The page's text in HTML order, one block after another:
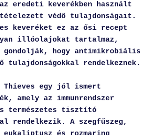
eredeti keverékben használt
védő tulajdonságait.
keveréket ez az ősi recept
illóolajokat tartalmaz,
gondolják, hogy antimikrobiális
tulajdonságokkal rendelkeznek.
Thieves egy jól ismert
amely az immunrendszer
természetes tisztító
rendelkezik. A szegfűszeg,